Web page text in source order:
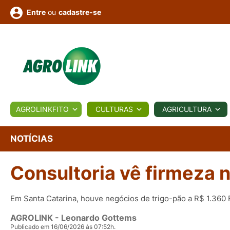
BIOLÓGICOS COTAÇÕES NOTÍCIAS
Conversor Colunistas Eventos
e
Vídeos
Entre ou cadastre-se
AGROLINKFITO CULTURAS AGRICULTURA
NOTÍCIAS
Consultoria vê firmeza
Em Santa Catarina, houve negócios de trigo-pão a R$ 1.360
AGROLINK - Leonardo Gottems
Publicado em 16/06/2026 às 07:52h.